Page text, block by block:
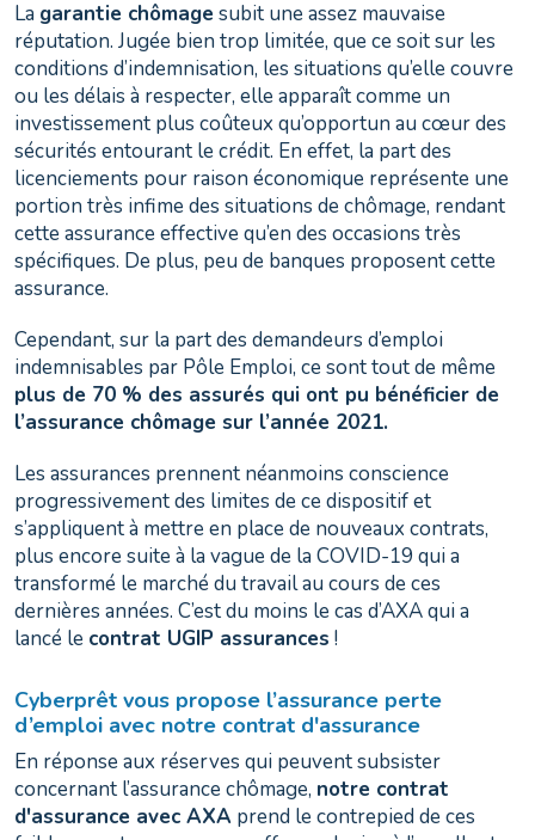
La garantie chômage subit une assez mauvaise
réputation. Jugée bien trop limitée, que ce soit sur les
conditions d’indemnisation, les situations qu’elle couvre
ou les délais à respecter, elle apparaît comme un
investissement plus coûteux qu’opportun au cœur des
sécurités entourant le crédit. En effet, la part des
licenciements pour raison économique représente une
portion très infime des situations de chômage, rendant
cette assurance effective qu’en des occasions très
spécifiques. De plus, peu de banques proposent cette
assurance.
Cependant, sur la part des demandeurs d’emploi
indemnisables par Pôle Emploi, ce sont tout de même
plus de 70 % des assurés qui ont pu bénéficier de
l’assurance chômage sur l’année 2021.
Les assurances prennent néanmoins conscience
progressivement des limites de ce dispositif et
s’appliquent à mettre en place de nouveaux contrats,
plus encore suite à la vague de la COVID-19 qui a
transformé le marché du travail au cours de ces
dernières années. C’est du moins le cas d’AXA qui a
lancé le contrat UGIP assurances !
Cyberprêt vous propose l’assurance perte
d’emploi avec notre contrat d'assurance
En réponse aux réserves qui peuvent subsister
concernant l’assurance chômage, notre contrat
d'assurance avec AXA prend le contrepied de ces